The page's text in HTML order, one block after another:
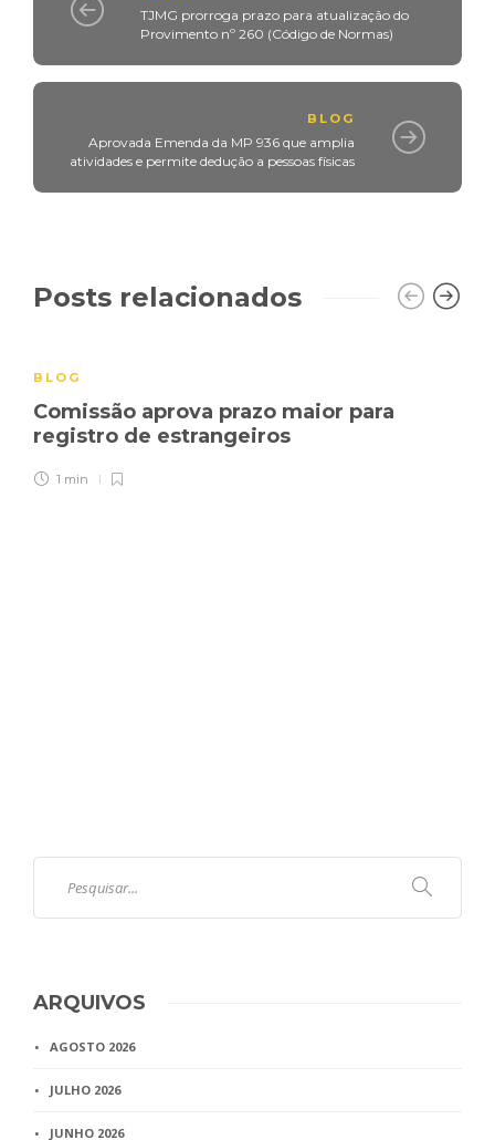
TJMG prorroga prazo para atualização do
Provimento nº 260 (Código de Normas)
BLOG
Aprovada Emenda da MP 936 que amplia
atividades e permite dedução a pessoas físicas
Posts relacionados
BLOG
Comissão aprova prazo maior para
registro de estrangeiros
1 min
ARQUIVOS
AGOSTO 2026
JULHO 2026
JUNHO 2026